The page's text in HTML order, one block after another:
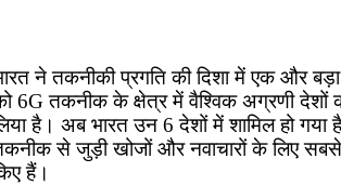
ने तकनीकी प्रगति की दिशा में एक और
6G तकनीक के क्षेत्र में वैश्विक अग्रणी देशों
है। अब भारत उन 6 देशों में शामिल हो गया
से जुड़ी खोजों और नवाचारों के लिए
हैं।